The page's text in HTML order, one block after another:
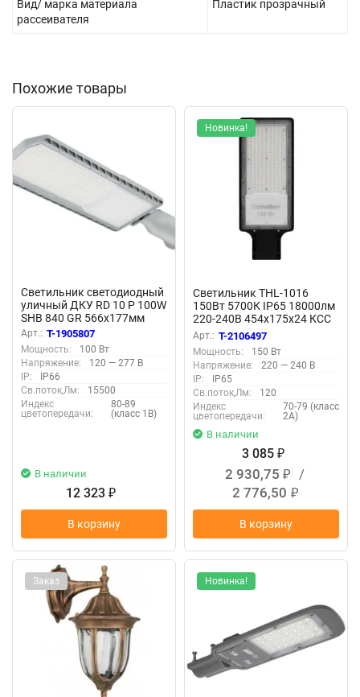
Вид/ марка материала
рассеивателя
Пластик прозрачный
Похожие товары
Светильник светодиодный
уличный ДКУ RD 10 P 100W
SHB 840 GR 566х177мм
100Вт 4000К IP66
консольн. сер. Русский
Свет 17121023275
Арт.: T-1905807
Мощность:
100 Вт
Напряжение:
120 — 277 В
IP:
IP66
Св.поток,Лм:
15500
Индекс
цветопередачи:
80-89
(класс 1В)
В наличии
12 323 ₽
В корзину
Новинка!
Светильник THL-1016
150Вт 5700К IP65 18000лм
220-240В 454х175х24 КСС
'Ш' 1/5 НПВ уличный
Camelion 16368
Арт.: T-2106497
Мощность:
150 Вт
Напряжение:
220 — 240 В
IP:
IP65
Св.поток,Лм:
120
Индекс
цветопередачи:
70-79 (класс
2А)
В наличии
3 085 ₽
2 930,75 ₽
/
2 776,50 ₽
В корзину
Заказ Новинка!